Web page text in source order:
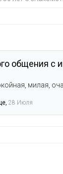
общения с
милая,
28 Июля